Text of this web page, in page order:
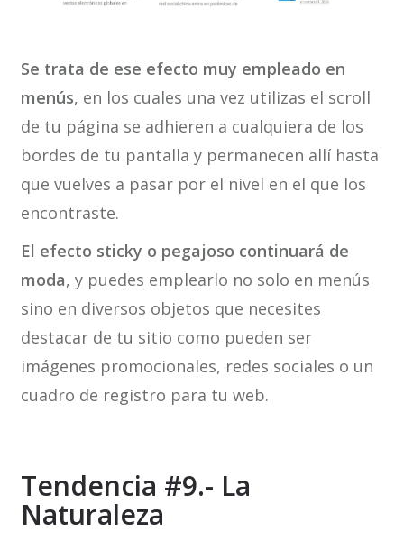
Se trata de ese efecto muy empleado en
menús, en los cuales una vez utilizas el scroll
de tu página se adhieren a cualquiera de los
bordes de tu pantalla y permanecen allí hasta
que vuelves a pasar por el nivel en el que los
encontraste.
El efecto sticky o pegajoso continuará de
moda, y puedes emplearlo no solo en menús
sino en diversos objetos que necesites
destacar de tu sitio como pueden ser
imágenes promocionales, redes sociales o un
cuadro de registro para tu web.
Tendencia #9.- La
Naturaleza